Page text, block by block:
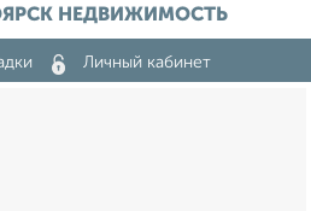
НЕДВИЖИМОСТЬ
Личный кабинет